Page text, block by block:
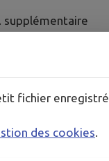
supplémentaire
fichier enregistré
des cookies.